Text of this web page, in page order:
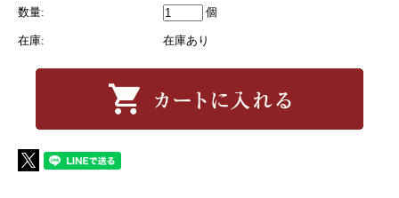
数量: 個
在庫: 在庫あり